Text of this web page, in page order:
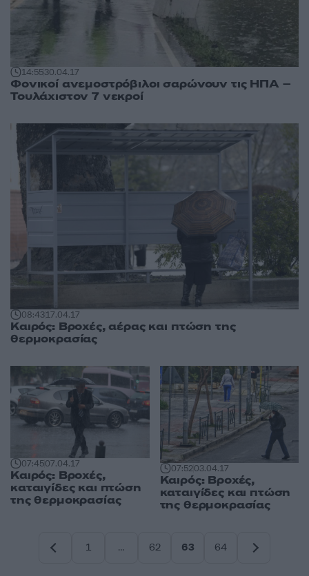
14:5530.04.17
Φονικοί ανεμοστρόβιλοι σαρώνουν τις ΗΠΑ –
Τουλάχιστον 7 νεκροί
08:4317.04.17
Καιρός: Βροχές, αέρας και πτώση της
θερμοκρασίας
07:4507.04.17
Καιρός: Βροχές,
καταιγίδες και πτώση
της θερμοκρασίας
07:5203.04.17
Καιρός: Βροχές,
καταιγίδες και πτώση
της θερμοκρασίας
1
…
62
63
64